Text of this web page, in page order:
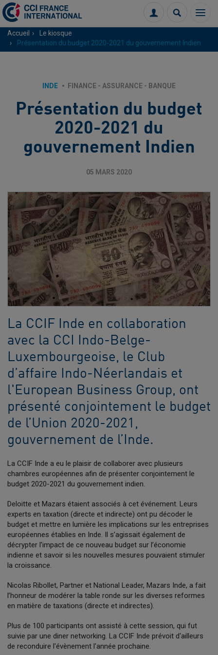
Menu
Connexion
Accueil
Le kiosque
Présentation du budget 2020-2021 du gouvernement Indien
INDE FINANCE - ASSURANCE - BANQUE
Présentation du budget
2020-2021 du
gouvernement Indien
05 MARS 2020
La CCIF Inde en collaboration
avec la CCI Indo-Belge-
Luxembourgeoise, le Club
d’affaire Indo-Néerlandais et
l'European Business Group, ont
présenté conjointement le budget
de l’Union 2020-2021,
gouvernement de l’Inde.
La CCIF Inde a eu le plaisir de collaborer avec plusieurs
chambres européennes afin de présenter conjointement le
budget 2020-2021 du gouvernement indien.
Deloitte et Mazars étaient associés à cet événement. Leurs
experts en taxation (directe et indirecte) ont pu décoder le
budget et mettre en lumière les implications sur les entreprises
européennes établies en Inde. Il s’agissait également de
décrypter l’impact de ce nouveau budget sur l’économie
indienne et savoir si les nouvelles mesures pouvaient stimuler
la croissance.
Nicolas Ribollet, Partner et National Leader, Mazars Inde, a fait
l’honneur de modérer la table ronde sur les diverses reformes
en matière de taxations (directe et indirectes).
Plus de 100 participants ont assisté à cette session, qui fut
suivie par une diner networking. La CCIF Inde prévoit d'ailleurs
de reconduire l'évènement l'année prochaine.